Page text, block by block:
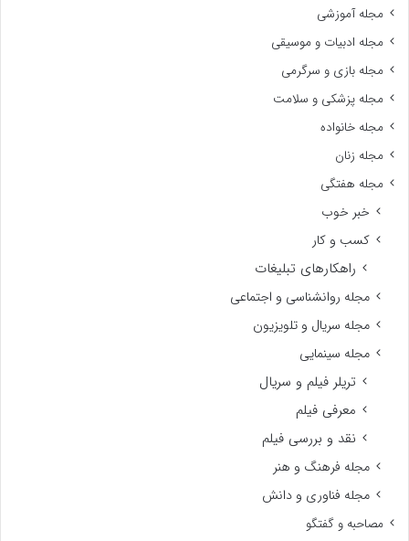
مجله آموزشی
مجله ادبیات و موسیقی
مجله بازی و سرگرمی
مجله پزشکی و سلامت
مجله خانواده
مجله زنان
مجله هفتگی
خبر خوب
کسب و کار
راهکارهای تبلیغات
مجله روانشناسی و اجتماعی
مجله سریال و تلویزیون
مجله سینمایی
تریلر فیلم و سریال
معرفی فیلم
نقد و بررسی فیلم
مجله فرهنگ و هنر
مجله فناوری و دانش
مصاحبه و گفتگو